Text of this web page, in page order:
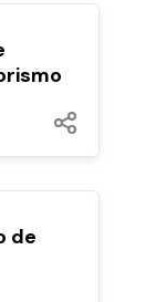
de